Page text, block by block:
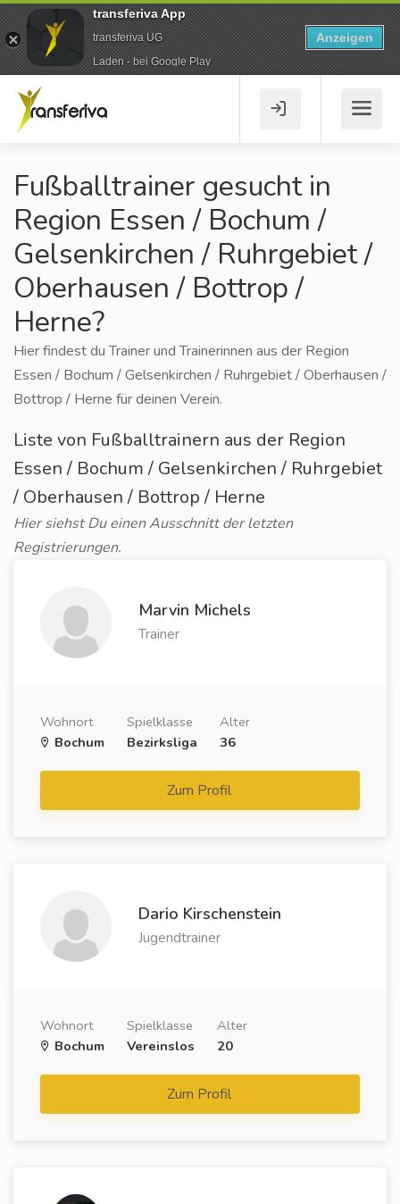
Fußballtrainer gesucht in
Region Essen / Bochum /
Gelsenkirchen / Ruhrgebiet /
Oberhausen / Bottrop /
Herne?
Hier findest du Trainer und Trainerinnen aus der Region
Essen / Bochum / Gelsenkirchen / Ruhrgebiet / Oberhausen /
Bottrop / Herne für deinen Verein.
Liste von Fußballtrainern aus der Region
Essen / Bochum / Gelsenkirchen / Ruhrgebiet
/ Oberhausen / Bottrop / Herne
Hier siehst Du einen Ausschnitt der letzten
Registrierungen.
Marvin Michels
Trainer
Wohnort
Bochum
Spielklasse
Bezirksliga
Alter
36
Zum Profil
Dario Kirschenstein
Jugendtrainer
Wohnort
Bochum
Spielklasse
Vereinslos
Alter
20
Zum Profil
transferiva App
transferiva UG
Laden - bei Google Play
Anzeigen